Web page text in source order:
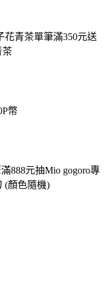
花青茶單筆滿350元送
茶
幣
888元抽Mio gogoro專
(顏色隨機)